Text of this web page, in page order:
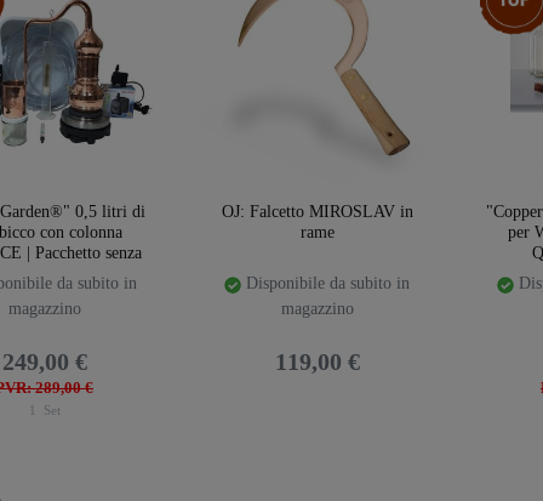
0,5 litri di
con colonna
| Pacchetto senza
con tutti gli
accessori
da subito in
magazzino
289,00 €
249,00 €
1 Set
OJ: Falcetto MIROSLAV in
rame
Disponibile da subito in
magazzino
119,00 €
per